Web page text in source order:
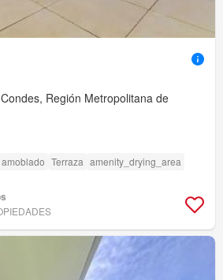
Región Metropolitana de
Terraza amenity_drying_area